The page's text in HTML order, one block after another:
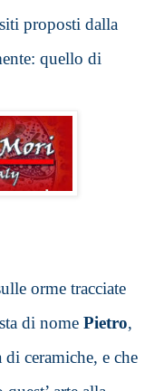
proposti dalla
orme tracciate
di nome Pietro,
ceramiche, e che